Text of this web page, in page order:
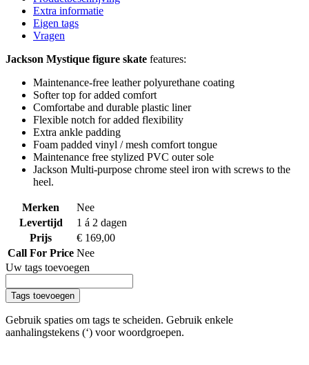
Extra informatie
Eigen tags
Vragen
Jackson Mystique figure skate features:
Maintenance-free leather polyurethane coating
Softer top for added comfort
Comfortabe and durable plastic liner
Flexible notch for added flexibility
Extra ankle padding
Foam padded vinyl / mesh comfort tongue
Maintenance free stylized PVC outer sole
Jackson Multi-purpose chrome steel iron with screws to the
heel.
Merken
Nee
Levertijd
1 á 2 dagen
Prijs
€ 169,00
Call For Price Nee
Uw tags toevoegen
Tags toevoegen
Gebruik spaties om tags te scheiden. Gebruik enkele
aanhalingstekens (‘) voor woordgroepen.